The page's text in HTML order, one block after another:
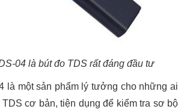
04 là bút đo TDS rất đáng đầu tư
là một sản phẩm lý tưởng cho những ai
cơ bản, tiện dụng để kiểm tra sơ bộ